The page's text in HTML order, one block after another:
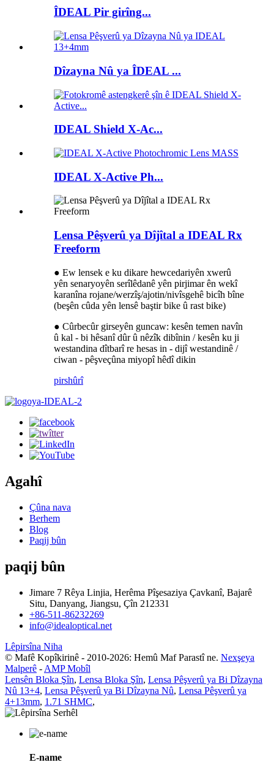
ÎDEAL Pir girîng...
Dîzayna Nû ya ÎDEAL ...
IDEAL Shield X-Ac...
IDEAL X-Active Ph...
Lensa Pêşverû ya Dîjîtal a IDEAL Rx
Freeform
● Ew lensek e ku dikare hewcedariyên xwerû
yên senaryoyên serîlêdanê yên pirjimar ên wekî
karanîna rojane/werzîş/ajotin/nivîsgehê bicîh bîne
(beşên cûda yên lensê baştir bike û rast bike)
● Cûrbecûr girseyên guncaw: kesên temen navîn
û kal - bi hêsanî dûr û nêzîk dibînin / kesên ku ji
westandina dîtbarî re hesas in - dijî westandinê /
ciwan - pêşveçûna miyopî hêdî dikin
pirshûrî
Agahî
Çûna nava
Berhem
Blog
Paqij bûn
paqij bûn
Jimare 7 Rêya Linjia, Herêma Pîşesaziya Çavkanî, Bajarê
Situ, Danyang, Jiangsu, Çîn 212331
+86-511-86232269
info@idealoptical.net
Lêpirsîna Niha
© Mafê Kopîkirinê - 2010-2026: Hemû Maf Parastî ne. Nexşeya
Malperê - AMP Mobîl
Lensên Bloka Şîn, Lensa Bloka Şîn, Lensa Pêşverû ya Bi Dîzayna
Nû 13+4, Lensa Pêşverû ya Bi Dîzayna Nû, Lensa Pêşverû ya
4+13mm, 1.71 SHMC,
E-name